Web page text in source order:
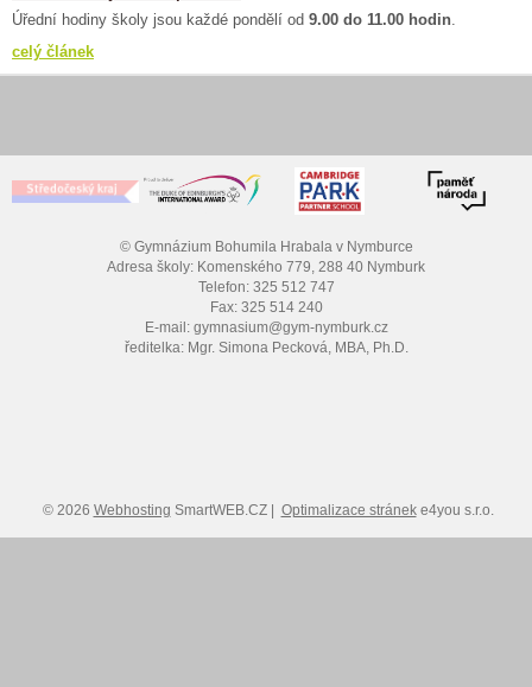
Úřední hodiny školy jsou každé pondělí od 9.00 do 11.00 hodin.
celý článek
© Gymnázium Bohumila Hrabala v Nymburce
Adresa školy: Komenského 779, 288 40 Nymburk
Telefon: 325 512 747
Fax: 325 514 240
E-mail: gymnasium@gym-nymburk.cz
ředitelka: Mgr. Simona Pecková, MBA, Ph.D.
© 2026 Webhosting SmartWEB.CZ | Optimalizace stráneke4you s.r.o.